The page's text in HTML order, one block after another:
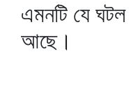
এমনটি যে
আছে।